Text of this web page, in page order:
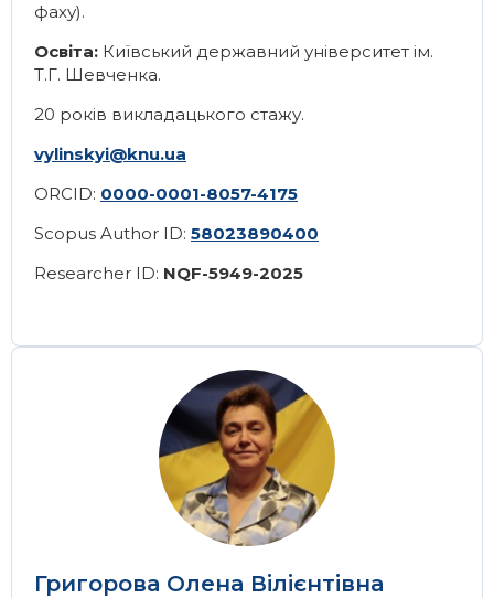
фаху).
Освіта: Київський державний університет ім.
Т.Г. Шевченка.
20 років викладацького стажу.
vylinskyi@knu.ua
ORCID: 0000-0001-8057-4175
Scopus Author ID: 58023890400
Researcher ID: NQF-5949-2025
Image
Григорова Олена Вілієнтівна